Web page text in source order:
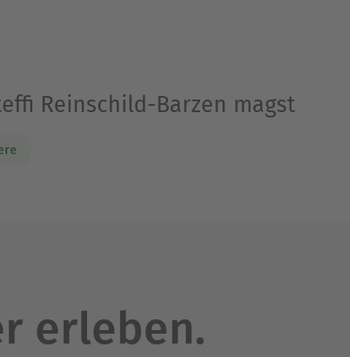
Reinschild-Barzen magst
erleben.